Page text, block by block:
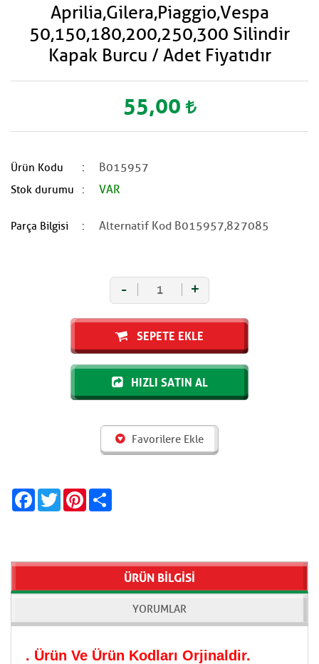
Aprilia,Gilera,Piaggio,Vespa
50,150,180,200,250,300 Silindir
Kapak Burcu / Adet Fiyatıdır
55,00
Ürün Kodu B015957
Stok durumu VAR
Parça Bilgisi Alternatif Kod B015957,827085
- +
SEPETE EKLE
HIZLI SATIN AL
Favorilere Ekle
FacebookTwitterPinterest
ÜRÜN BİLGİSİ
YORUMLAR
. Ürün Ve Ürün Kodları Orjinaldir.